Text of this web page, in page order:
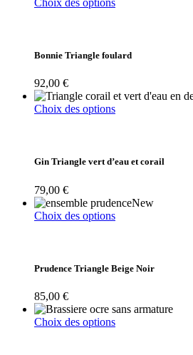
Choix des options
variations.
peuvent
être
choisies
du
Bonnie Triangle foulard
92,00 €
Choix des optionsCe
variations.
peuvent
être
choisies
du
Gin Triangle vert d’eau et corail
79,00 €
New
Choix des optionsCe
variations.
peuvent
être
choisies
Prudence Triangle Beige Noir
85,00 €
Choix des optionsCe